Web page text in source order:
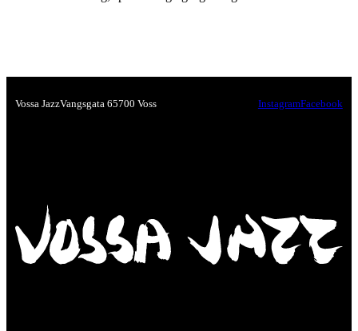
Vossa JazzVangsgata 65700 Voss InstagramFacebook